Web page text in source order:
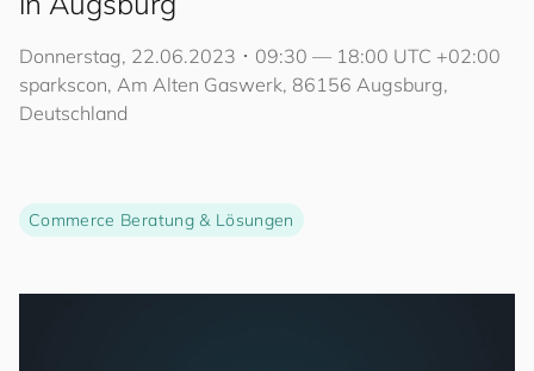
Donnerstag, 22.06.2023 ･ 09:30 — 18:00 UTC +02:00
sparkscon, Am Alten Gaswerk, 86156 Augsburg,
Deutschland
Commerce Beratung & Lösungen